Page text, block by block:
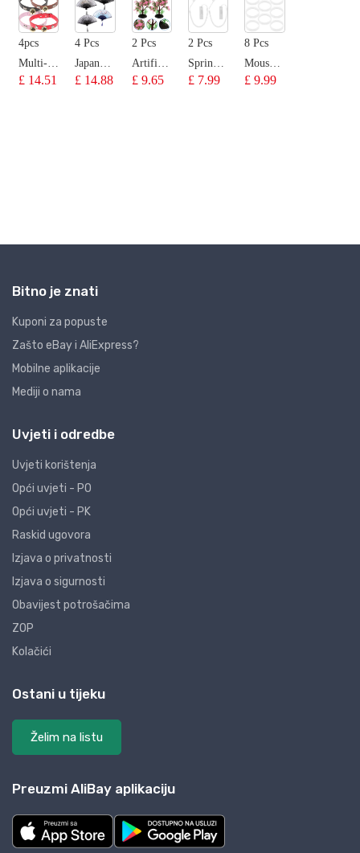
Bitno je znati
Kuponi za popuste
Zašto eBay i AliExpress?
Mobilne aplikacije
Mediji o nama
Uvjeti i odredbe
Uvjeti korištenja
Opći uvjeti - PO
Opći uvjeti - PK
Raskid ugovora
Izjava o privatnosti
Izjava o sigurnosti
Obavijest potrošačima
ZOP
Kolačići
Ostani u tijeku
Želim na listu
Preuzmi AliBay aplikaciju